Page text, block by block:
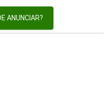
ANUNCIAR?